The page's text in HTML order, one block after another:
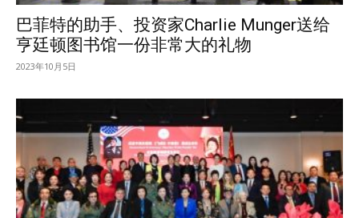
巴菲特的助手、投资家Charlie Munger送给
亨廷顿图书馆一份非常大的礼物
2023年10月5日